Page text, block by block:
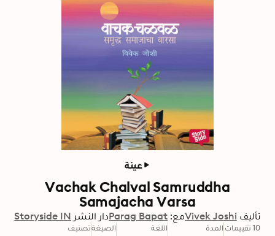
عينة
Vachak Chalval Samruddha
Samajacha Varsa
تأليف Vivek Joshiمع: Parag Bapatدار النشر Storyside IN
10 تقييمات المدة اللغة الصيغةتصنيف